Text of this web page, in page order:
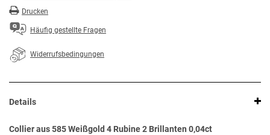
Drucken
Häufig gestellte Fragen
Widerrufsbedingungen
Details
Collier aus 585 Weißgold 4 Rubine 2 Brillanten 0,04ct